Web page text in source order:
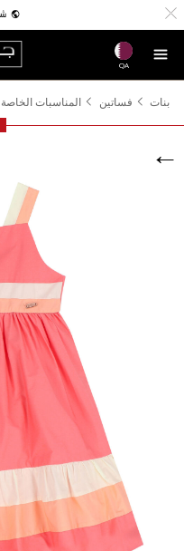
QA
بنات فساتين
المناسبات الخاصة